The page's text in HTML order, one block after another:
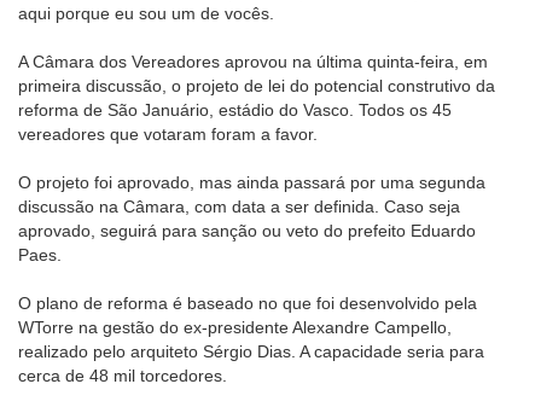
aqui porque eu sou um de vocês.
A Câmara dos Vereadores aprovou na última quinta-feira, em
primeira discussão, o projeto de lei do potencial construtivo da
reforma de São Januário, estádio do Vasco. Todos os 45
vereadores que votaram foram a favor.
O projeto foi aprovado, mas ainda passará por uma segunda
discussão na Câmara, com data a ser definida. Caso seja
aprovado, seguirá para sanção ou veto do prefeito Eduardo
Paes.
O plano de reforma é baseado no que foi desenvolvido pela
WTorre na gestão do ex-presidente Alexandre Campello,
realizado pelo arquiteto Sérgio Dias. A capacidade seria para
cerca de 48 mil torcedores.